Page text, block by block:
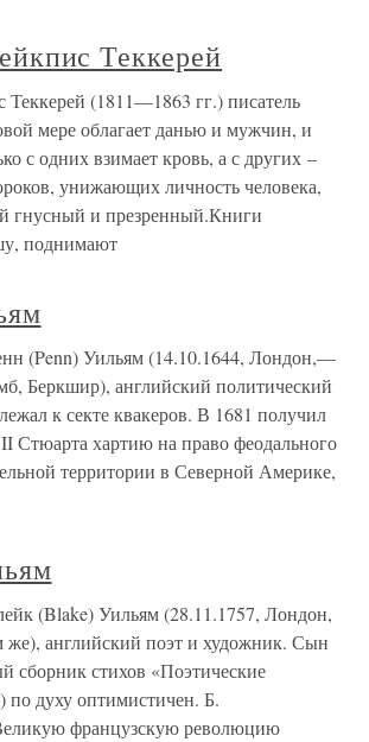
Теккерей
(1811—1863 гг.) писатель
мере облагает данью и мужчин, и
с одних взимает кровь, а с других –
унижающих личность человека,
гнусный и презренный.Книги
поднимают
(Penn) Уильям (14.10.1644, Лондон,—
Беркшир), английский политический
к секте квакеров. В 1681 получил
Стюарта хартию на право феодального
территории в Северной Америке,
(Blake) Уильям (28.11.1757, Лондон,
английский поэт и художник. Сын
сборник стихов «Поэтические
по духу оптимистичен. Б.
французскую революцию